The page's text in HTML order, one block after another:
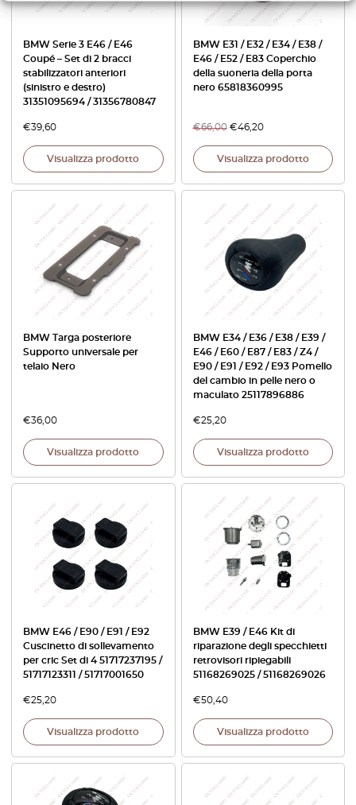
BMW Serie 3 E46 / E46
Coupé – Set di 2 bracci
stabilizzatori anteriori
(sinistro e destro)
31351095694 / 31356780847
€39,60
Visualizza prodotto
BMW E31 / E32 / E34 / E38 /
E46 / E52 / E83 Coperchio
della suoneria della porta
nero 65818360995
€66,00 €46,20
Visualizza prodotto
BMW Targa posteriore
Supporto universale per
telaio Nero
€36,00
Visualizza prodotto
BMW E34 / E36 / E38 / E39 /
E46 / E60 / E87 / E83 / Z4 /
E90 / E91 / E92 / E93 Pomello
del cambio in pelle nero o
maculato 25117896886
€25,20
Visualizza prodotto
BMW E46 / E90 / E91 / E92
Cuscinetto di sollevamento
per cric Set di 4 51717237195 /
51717123311 / 51717001650
€25,20
Visualizza prodotto
BMW E39 / E46 Kit di
riparazione degli specchietti
retrovisori ripiegabili
51168269025 / 51168269026
€50,40
Visualizza prodotto